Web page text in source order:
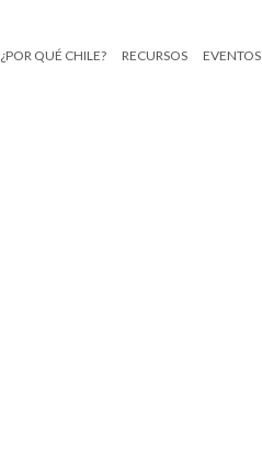
¿POR QUÉ CHILE? RECURSOS EVENTOS